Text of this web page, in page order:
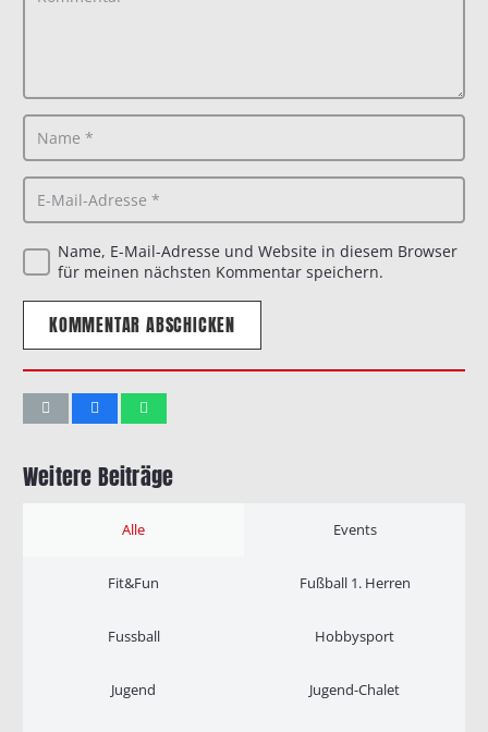
Name, E-Mail-Adresse und Website in diesem Browser
für meinen nächsten Kommentar speichern.
KOMMENTAR ABSCHICKEN
Weitere Beiträge
Alle Events
Fit&Fun Fußball 1. Herren
Fussball Hobbysport
Jugend Jugend-Chalet